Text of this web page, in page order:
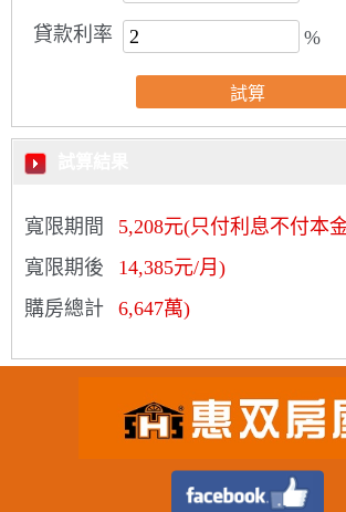
貸款利率 %
寬限期間
5,208元(只付利息不付本
寬限期後
14,385元/月)
購房總計
6,647萬)